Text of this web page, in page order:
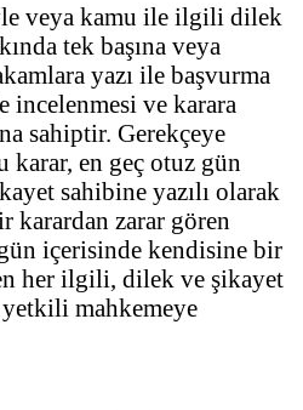
veya kamu ile ilgili dilek
tek başına veya
yazı ile başvurma
incelenmesi ve karara
sahiptir. Gerekçeye
karar, en geç otuz gün
sahibine yazılı olarak
zarar gören
içerisinde kendisine bir
her ilgili, dilek ve şikayet
mahkemeye